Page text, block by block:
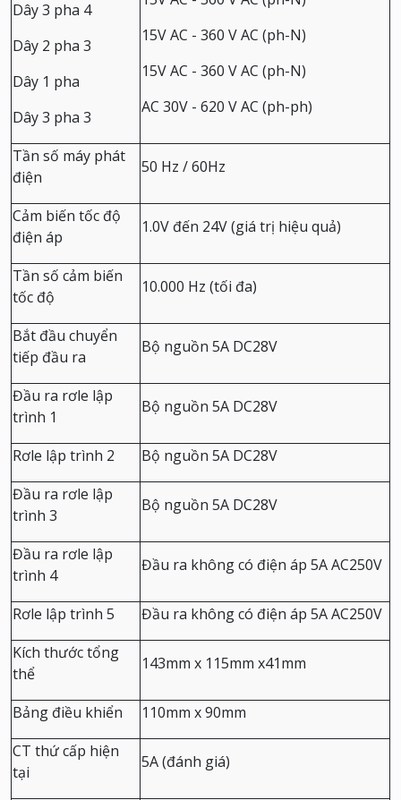
Dây 3 pha 4
Dây 2 pha 3
Dây 1 pha
Dây 3 pha 3
15V AC - 360 V AC (ph-N)
15V AC - 360 V AC (ph-N)
AC 30V - 620 V AC (ph-ph)
Tần số máy phát
điện
50 Hz / 60Hz
Cảm biến tốc độ
điện áp
1.0V đến 24V (giá trị hiệu quả)
Tần số cảm biến
tốc độ
10.000 Hz (tối đa)
Bắt đầu chuyển
tiếp đầu ra
Bộ nguồn 5A DC28V
Đầu ra rơle lập
trình 1
Bộ nguồn 5A DC28V
Rơle lập trình 2
Bộ nguồn 5A DC28V
Đầu ra rơle lập
trình 3
Bộ nguồn 5A DC28V
Đầu ra rơle lập
trình 4
Đầu ra không có điện áp 5A AC250V
Rơle lập trình 5
Đầu ra không có điện áp 5A AC250V
Kích thước tổng
thể
143mm x 115mm x41mm
Bảng điều khiển
110mm x 90mm
CT thứ cấp hiện
tại
5A (đánh giá)